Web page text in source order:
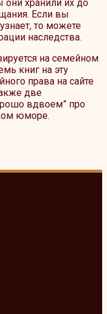
они хранили их до
Если вы
то можете
наследства.
на семейном
книг на эту
права на сайте
две
вдвоем” про
юморе.